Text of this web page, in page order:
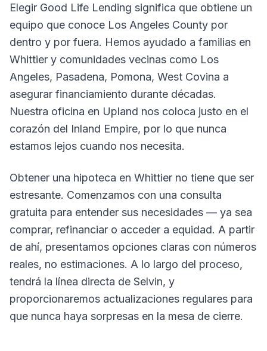
Elegir Good Life Lending significa que obtiene un
equipo que conoce Los Angeles County por
dentro y por fuera. Hemos ayudado a familias en
Whittier y comunidades vecinas como Los
Angeles, Pasadena, Pomona, West Covina a
asegurar financiamiento durante décadas.
Nuestra oficina en Upland nos coloca justo en el
corazón del Inland Empire, por lo que nunca
estamos lejos cuando nos necesita.
Obtener una hipoteca en Whittier no tiene que ser
estresante. Comenzamos con una consulta
gratuita para entender sus necesidades — ya sea
comprar, refinanciar o acceder a equidad. A partir
de ahí, presentamos opciones claras con números
reales, no estimaciones. A lo largo del proceso,
tendrá la línea directa de Selvin, y
proporcionaremos actualizaciones regulares para
que nunca haya sorpresas en la mesa de cierre.